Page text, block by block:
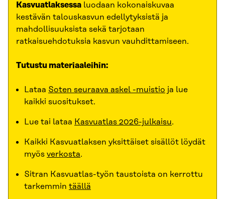
Kasvuatlaksessa luodaan kokonaiskuvaa
kestävän talouskasvun edellytyksistä ja
mahdollisuuksista sekä tarjotaan
ratkaisuehdotuksia kasvun vauhdittamiseen.
Tutustu materiaaleihin:
Lataa Soten seuraava askel -muistio ja lue
kaikki suositukset.
Lue tai lataa Kasvuatlas 2026-julkaisu.
Kaikki Kasvuatlaksen yksittäiset sisällöt löydät
myös verkosta.
Sitran Kasvuatlas-työn taustoista on kerrottu
tarkemmin täällä